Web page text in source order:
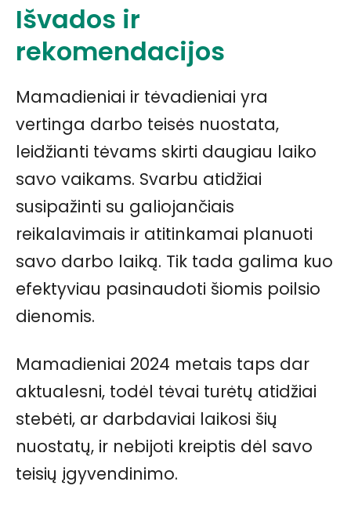
Išvados ir
rekomendacijos
Mamadieniai ir tėvadieniai yra
vertinga darbo teisės nuostata,
leidžianti tėvams skirti daugiau laiko
savo vaikams. Svarbu atidžiai
susipažinti su galiojančiais
reikalavimais ir atitinkamai planuoti
savo darbo laiką. Tik tada galima kuo
efektyviau pasinaudoti šiomis poilsio
dienomis.
Mamadieniai 2024 metais taps dar
aktualesni, todėl tėvai turėtų atidžiai
stebėti, ar darbdaviai laikosi šių
nuostatų, ir nebijoti kreiptis dėl savo
teisių įgyvendinimo.